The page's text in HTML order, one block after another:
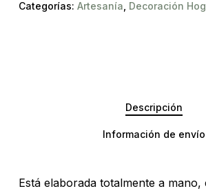
Categorías: Artesanía Decoración
Descripción
Información de envío
Está elaborada totalmente a mano,